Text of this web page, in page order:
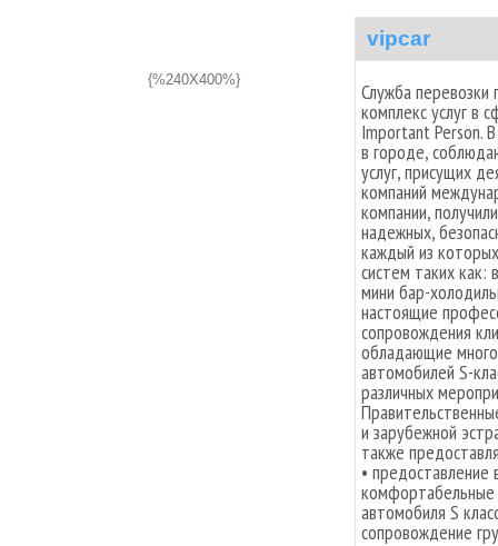
{%240X400%}
vipcar
Служба перевозки
комплекс услуг в
Important Person.
в городе,
услуг, присущих
компаний
компании,
надежных,
каждый из
систем таких как:
мини бар-
настоящие
сопровождения
обладающие
автомобилей S-
различных
и зарубежной
также
•
комфортабельные
автомобиля S
сопровождение